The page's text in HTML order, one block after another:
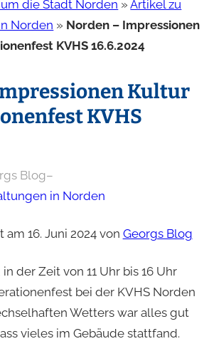
die Stadt Norden »Artikel zu
Norden » Norden – Impressionen
KVHS 16.6.2024
Kultur
KVHS
Blog–
in Norden
16. Juni 2024 von Georgs Blog
der Zeit von 11 Uhr bis 16 Uhr
bei der KVHS Norden
Wetters war alles gut
vieles im Gebäude stattfand.